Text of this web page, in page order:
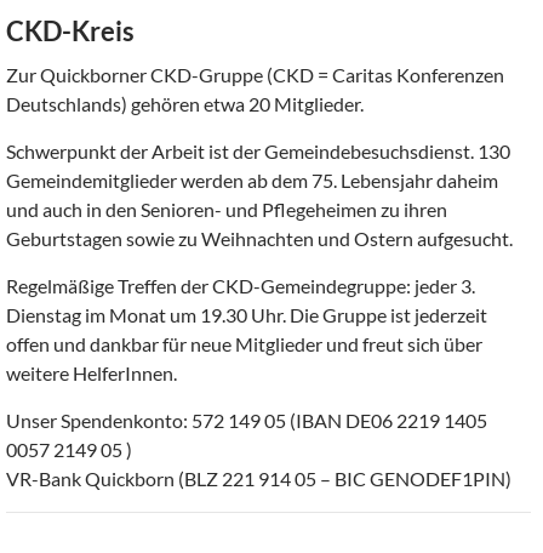
CKD-Kreis
Zur Quickborner CKD-Gruppe (CKD = Caritas Konferenzen
Deutschlands) gehören etwa 20 Mitglieder.
Schwerpunkt der Arbeit ist der Gemeindebesuchsdienst. 130
Gemeindemitglieder werden ab dem 75. Lebensjahr daheim
und auch in den Senioren- und Pflegeheimen zu ihren
Geburtstagen sowie zu Weihnachten und Ostern aufgesucht.
Regelmäßige Treffen der CKD-Gemeindegruppe: jeder 3.
Dienstag im Monat um 19.30 Uhr. Die Gruppe ist jederzeit
offen und dankbar für neue Mitglieder und freut sich über
weitere HelferInnen.
Unser Spendenkonto: 572 149 05 (IBAN DE06 2219 1405
0057 2149 05 )
VR-Bank Quickborn (BLZ 221 914 05 – BIC GENODEF1PIN)